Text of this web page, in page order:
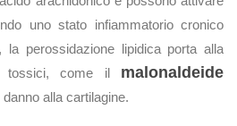
uno stato infiammatorio cronico
la perossidazione lipidica porta alla
tossici, come il malonaldeide
alla cartilagine.